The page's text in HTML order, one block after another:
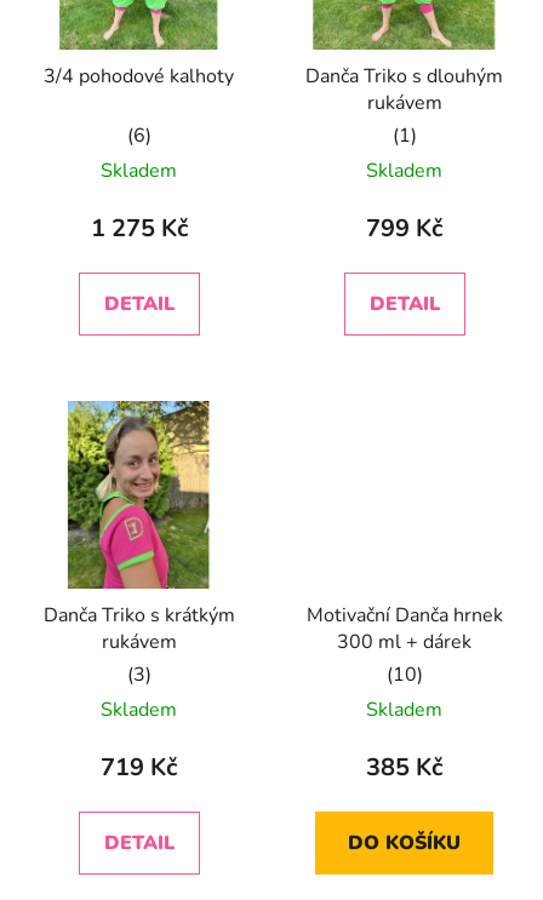
3/4 pohodové kalhoty
Průměrné
hodnocení
produktu
5,0
z
Skladem
1 275 Kč
DETAIL
Danča Triko s dlouhým
rukávem
Průměrné
hodnocení
produktu
5,0
z
Skladem
799 Kč
DETAIL
Danča Triko s krátkým
rukávem
Průměrné
hodnocení
produktu
5,0
z
Skladem
719 Kč
DETAIL
Motivační Danča hrnek
300 ml + dárek
Průměrné
hodnocení
produktu
5,0
z
Skladem
385 Kč
DO KOŠÍKU